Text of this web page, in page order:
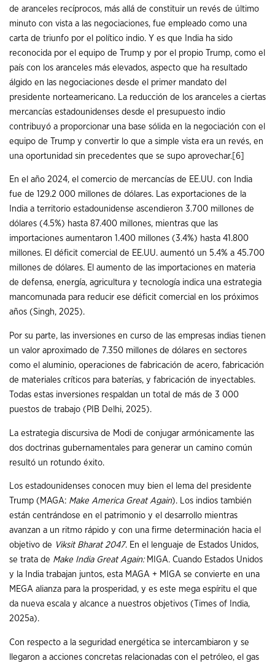
de aranceles recíprocos, más allá de constituir un revés de último
minuto con vista a las negociaciones, fue empleado como una
carta de triunfo por el político indio. Y es que India ha sido
reconocida por el equipo de Trump y por el propio Trump, como el
país con los aranceles más elevados, aspecto que ha resultado
álgido en las negociaciones desde el primer mandato del
presidente norteamericano. La reducción de los aranceles a ciertas
mercancías estadounidenses desde el presupuesto indio
contribuyó a proporcionar una base sólida en la negociación con el
equipo de Trump y convertir lo que a simple vista era un revés, en
una oportunidad sin precedentes que se supo aprovechar.[6]
En el año 2024, el comercio de mercancías de EE.UU. con India
fue de 129.2 000 millones de dólares. Las exportaciones de la
India a territorio estadounidense ascendieron 3.700 millones de
dólares (4.5%) hasta 87.400 millones, mientras que las
importaciones aumentaron 1.400 millones (3.4%) hasta 41.800
millones. El déficit comercial de EE.UU. aumentó un 5.4% a 45.700
millones de dólares. El aumento de las importaciones en materia
de defensa, energía, agricultura y tecnología indica una estrategia
mancomunada para reducir ese déficit comercial en los próximos
años (Singh, 2025).
Por su parte, las inversiones en curso de las empresas indias tienen
un valor aproximado de 7.350 millones de dólares en sectores
como el aluminio, operaciones de fabricación de acero, fabricación
de materiales críticos para baterías, y fabricación de inyectables.
Todas estas inversiones respaldan un total de más de 3 000
puestos de trabajo (PIB Delhi, 2025).
La estrategia discursiva de Modi de conjugar armónicamente las
dos doctrinas gubernamentales para generar un camino común
resultó un rotundo éxito.
Los estadounidenses conocen muy bien el lema del presidente
Trump (MAGA: Make America Great Again). Los indios también
están centrándose en el patrimonio y el desarrollo mientras
avanzan a un ritmo rápido y con una firme determinación hacia el
objetivo de Viksit Bharat 2047. En el lenguaje de Estados Unidos,
se trata de Make India Great Again: MIGA. Cuando Estados Unidos
y la India trabajan juntos, esta MAGA + MIGA se convierte en una
MEGA alianza para la prosperidad, y es este mega espíritu el que
da nueva escala y alcance a nuestros objetivos (Times of India,
2025a).
Con respecto a la seguridad energética se intercambiaron y se
llegaron a acciones concretas relacionadas con el petróleo, el gas